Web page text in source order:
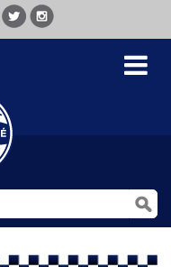
Toggle